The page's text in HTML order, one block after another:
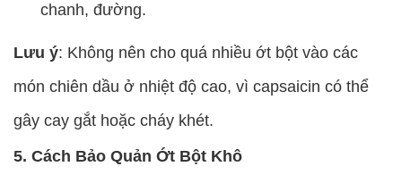
chanh, đường.
Lưu ý: Không nên cho quá nhiều ớt bột vào các
món chiên dầu ở nhiệt độ cao, vì capsaicin có thể
gây cay gắt hoặc cháy khét.
5. Cách Bảo Quản Ớt Bột Khô